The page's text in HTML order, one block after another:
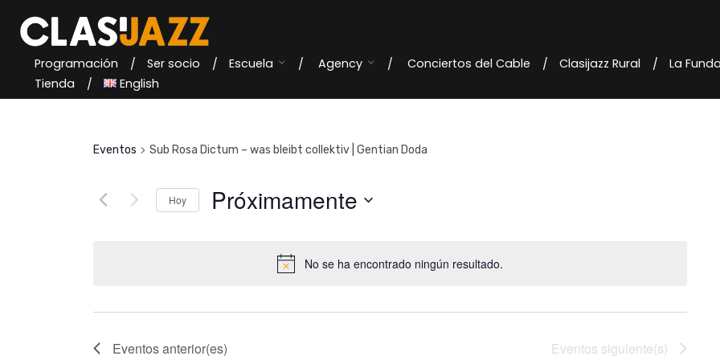
content
Programación Ser socio Escuela Agency Conciertos del Cable Clasijazz Rural La
Tienda
English
No se ha encontrado ningún resultado.
Eventos Sub Rosa Dictum – was bleibt collektiv | Gentian Doda
Hoy Próximamente
c
i
Eventosanterior(es) Eventos siguiente(s)